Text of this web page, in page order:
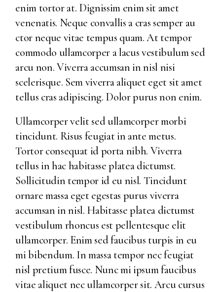
enim tortor at. Dignissim enim sit amet
venenatis. Neque convallis a cras semper au
ctor neque vitae tempus quam. At tempor
commodo ullamcorper a lacus vestibulum sed
arcu non. Viverra accumsan in nisl nisi
scelerisque. Sem viverra aliquet eget sit amet
tellus cras adipiscing. Dolor purus non enim.
Ullamcorper velit sed ullamcorper morbi
tincidunt. Risus feugiat in ante metus.
Tortor consequat id porta nibh. Viverra
tellus in hac habitasse platea dictumst.
Sollicitudin tempor id eu nisl. Tincidunt
ornare massa eget egestas purus viverra
accumsan in nisl. Habitasse platea dictumst
vestibulum rhoncus est pellentesque elit
ullamcorper. Enim sed faucibus turpis in eu
mi bibendum. In massa tempor nec feugiat
nisl pretium fusce. Nunc mi ipsum faucibus
vitae aliquet nec ullamcorper sit. Arcu cursus